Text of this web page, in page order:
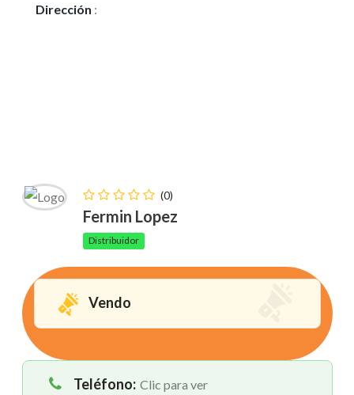
Dirección :
(0)
Fermin Lopez
Distribuidor
Vendo
Teléfono: Clic para ver